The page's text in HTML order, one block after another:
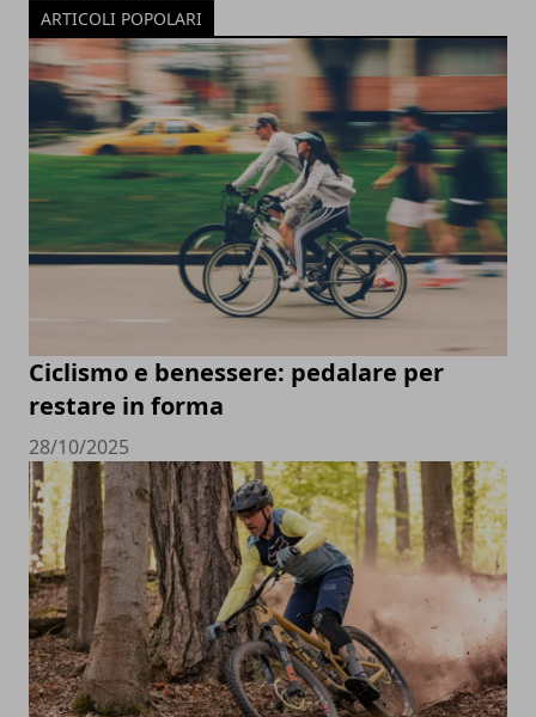
ARTICOLI POPOLARI
Ciclismo e benessere: pedalare per
restare in forma
28/10/2025